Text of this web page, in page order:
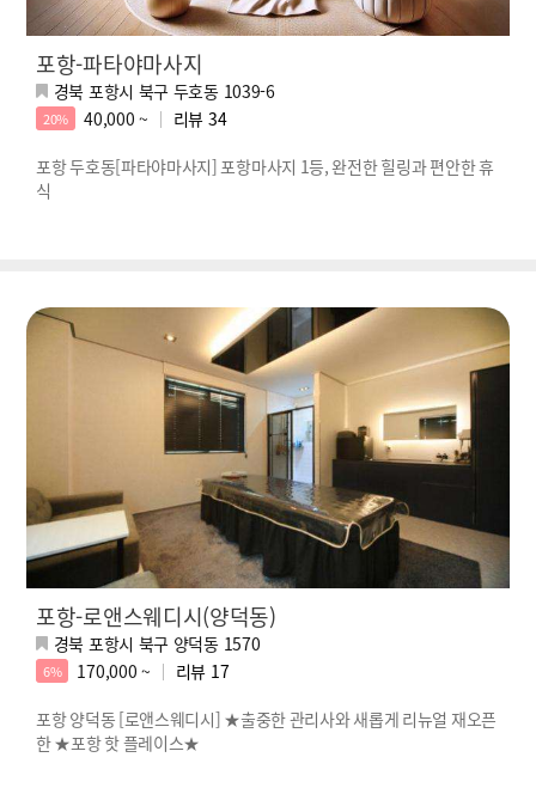
포항-파타야마사지
경북 포항시 북구 두호동 1039-6
20% 40,000 ~ 리뷰 34
포항 두호동[파타야마사지] 포항마사지 1등, 완전한 힐링과 편안한 휴
식
포항-로앤스웨디시(양덕동)
경북 포항시 북구 양덕동 1570
6% 170,000 ~ 리뷰 17
포항 양덕동 [로앤스웨디시] ★출중한 관리사와 새롭게 리뉴얼 재오픈
한 ★포항 핫 플레이스★